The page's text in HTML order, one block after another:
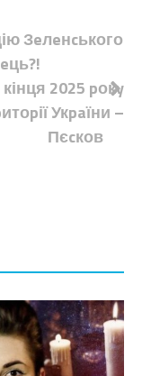
Зeлeнcького
2025 pокy
Укpaїни –
Пєcков